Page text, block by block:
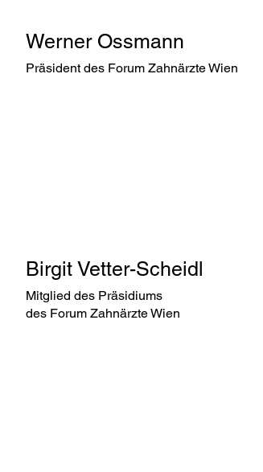
Werner Ossmann
Präsident des Forum Zahnärzte Wien
Birgit Vetter-Scheidl
Mitglied des Präsidiums
des Forum Zahnärzte Wien